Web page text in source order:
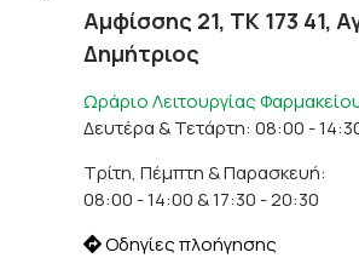
Αμφίσσης 21, ΤΚ 173 41,
Δημήτριος
Ωράριο Λειτουργίας
Δευτέρα & Τετάρτη: 08:00 -
Τρίτη, Πέμπτη & Παρασκευή:
08:00 - 14:00 & 17:30 - 20:30
Οδηγίες πλοήγησης